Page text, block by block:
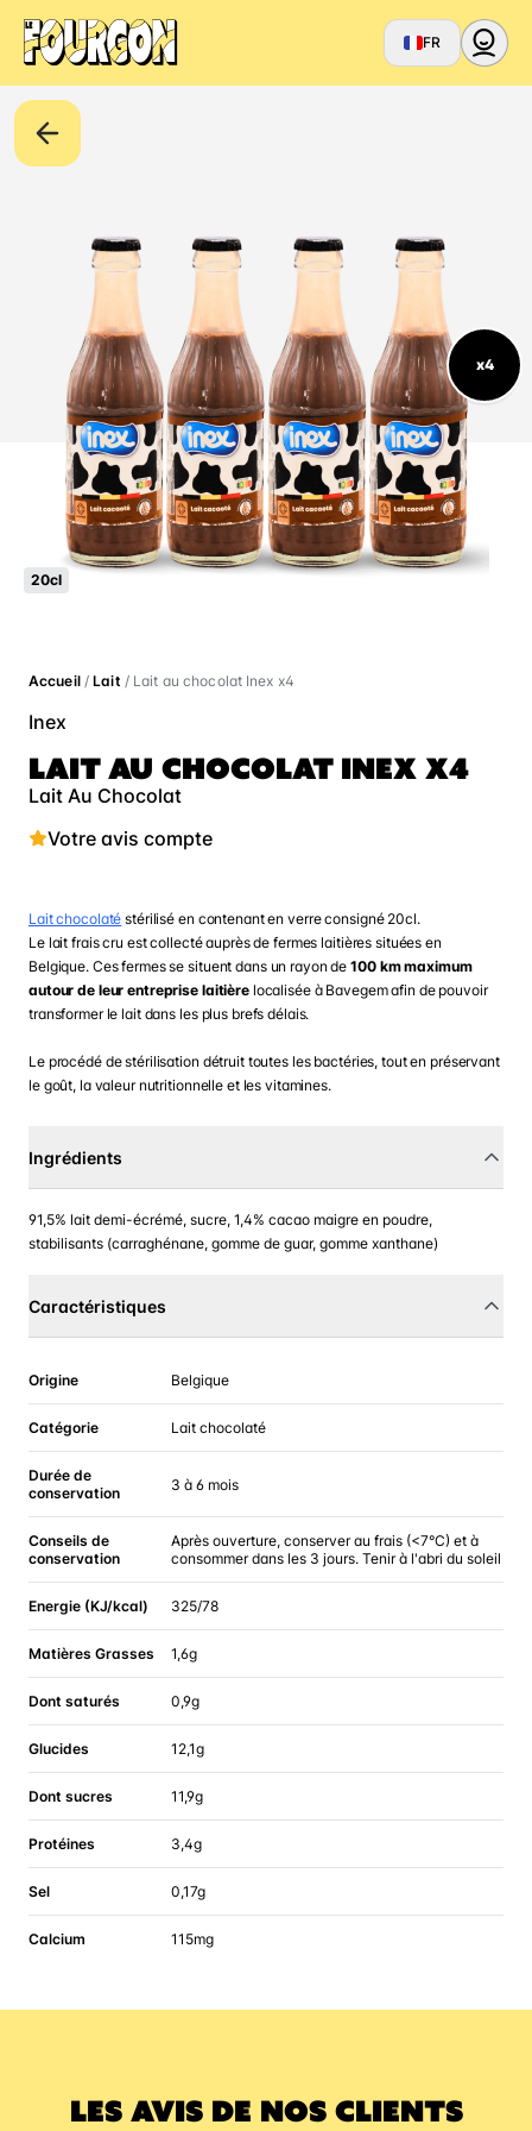
FR
x4
20cl
Accueil/Lait / Lait au chocolat Inex x4
Inex
LAIT AU CHOCOLAT INEX X4
Lait Au Chocolat
Votre avis compte
Lait chocolaté stérilisé en contenant en verre consigné 20cl.
Le lait frais cru est collecté auprès de fermes laitières situées en
Belgique. Ces fermes se situent dans un rayon de100 km maximum
autour de leur entreprise laitière localisée à Bavegemafin de pouvoir
transformer le lait dans les plus brefs délais.
Le procédé de stérilisation détruit toutes les bactéries, tout en préservant
le goût, la valeur nutritionnelle et les vitamines.
Ingrédients
91,5% lait demi-écrémé, sucre, 1,4% cacao maigre en poudre,
stabilisants (carraghénane, gomme de guar, gomme xanthane)
Caractéristiques
Origine Belgique
Catégorie Lait chocolaté
Durée de
conservation
3 à 6 mois
Conseils de
conservation
Après ouverture, conserver au frais (<7°C) et à
consommer dans les 3 jours. Tenir à l'abri du soleil
Energie (KJ/kcal) 325/78
Matières Grasses 1,6g
Dont saturés 0,9g
Glucides 12,1g
Dont sucres 11,9g
Protéines 3,4g
Sel 0,17g
Calcium 115mg
LES AVIS DE NOS CLIENTS